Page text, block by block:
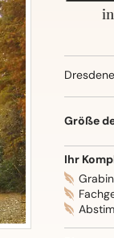
Größe
Ihr